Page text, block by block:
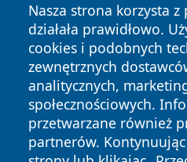
Nasza strona korzysta
działała prawidłowo.
cookies i podobnych
zewnętrznych
analitycznych,
społecznościowych.
przetwarzane również
partnerów.
Copyright © 2026
zastrzeżone.
News Autorzy
Polityka